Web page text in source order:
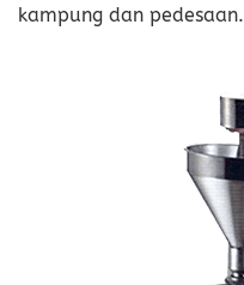
kampung dan pedesaan.